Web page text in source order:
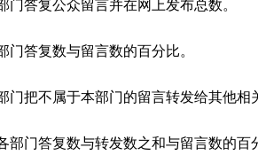
门答复公众留言并在网上发布总数。
门答复数与留言数的百分比。
门把不属于本部门的留言转发给其他相
部门答复数与转发数之和与留言数的百